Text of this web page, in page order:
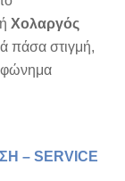
Χολαργός
πάσα στιγμή,
– SERVICE